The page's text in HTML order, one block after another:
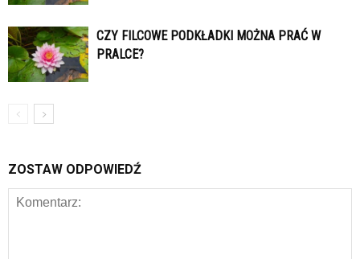
CZY FILCOWE PODKŁADKI MOŻNA PRAĆ W
PRALCE?
ZOSTAW ODPOWIEDŹ